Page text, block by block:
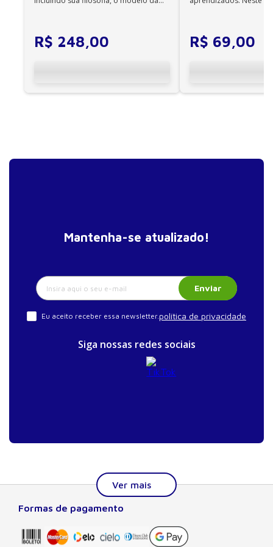
R$ 248,00 R$ 69,00
Mantenha-se atualizado!
Enviar
Eu aceito receber essa newsletter.política de privacidade
Siga nossas redes sociais
A Editora Manole é líder em prover conteúdo essencial à
Formas de pagamento